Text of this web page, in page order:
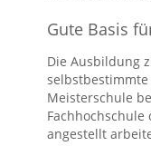
Gute Basis
Die Ausbildung
Meisterschule
angestellt